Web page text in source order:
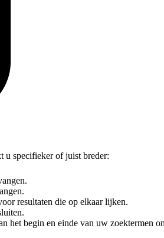
u specifieker of juist breder:
resultaten die op elkaar lijken.
het begin en einde van uw zoektermen